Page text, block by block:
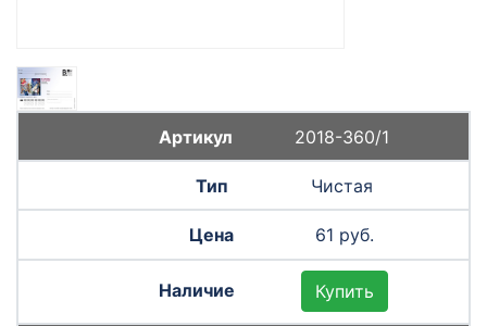
2018-360/1
Чистая
61 руб.
Купить